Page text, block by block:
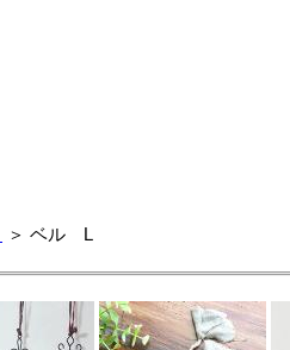
＞ ベル L